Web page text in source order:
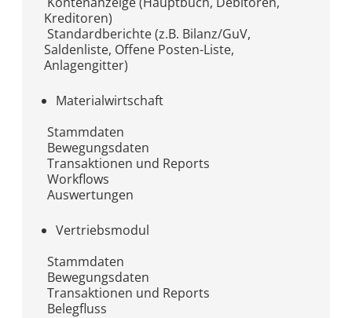
Kreditoren)
Standardberichte (z.B. Bilanz/GuV,
Saldenliste, Offene Posten-Liste,
Anlagengitter)
Materialwirtschaft
Stammdaten
Bewegungsdaten
Transaktionen und Reports
Workflows
Auswertungen
Vertriebsmodul
Stammdaten
Bewegungsdaten
Transaktionen und Reports
Belegfluss